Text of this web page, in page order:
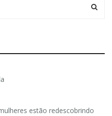
estão redescobrindo